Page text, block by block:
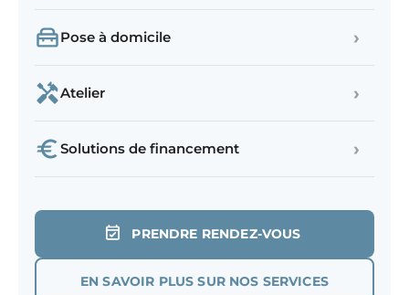
Pose à domicile ›
Atelier ›
Solutions de financement ›
PRENDRE RENDEZ-VOUS
EN SAVOIR PLUS SUR NOS SERVICES